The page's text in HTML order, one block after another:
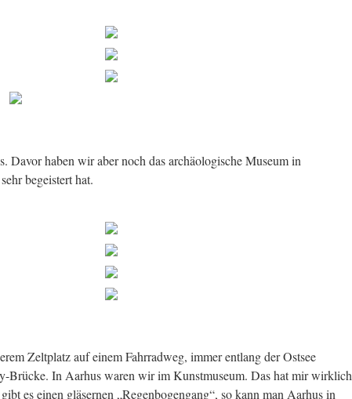
Davor haben wir aber noch das archäologische Museum in
begeistert hat.
Zeltplatz auf einem Fahrradweg, immer entlang der Ostsee
Brücke. In Aarhus waren wir im Kunstmuseum. Das hat mir wirklich
es einen gläsernen „Regenbogengang“, so kann man Aarhus in